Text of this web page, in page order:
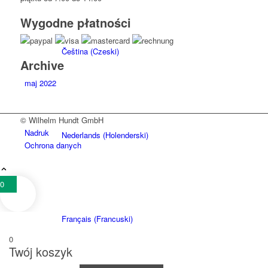
Čeština(Czeski)
Nederlands (Holenderski)
Français (Francuski)
Wygodne płatności
Archive
maj 2022
© Wilhelm Hundt GmbH
Nadruk
Ochrona danych
0
0
Twój koszyk